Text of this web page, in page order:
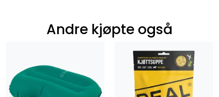
Andre kjøpte også